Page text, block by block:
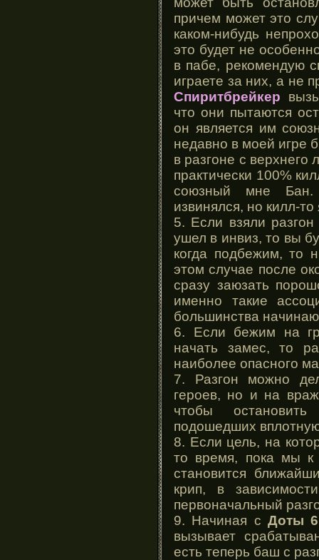
причем может это
каком-нибудь
это будет не
в пабе, рекомендую
играете за них, а не
Спиритбрейкер
что они пытаются
он является им
недавно в моей игре
в разгоне с
практически 100%
союзный мне Бан.
извинялся, но килл-
5. Если взяли
ушел в инвиз, то вы
когда подбежим, то
этом случае после
сразу заюзать
именно такие
большинства
6. Если бежим на
начать замес, то
наиболее опасного
7. Разгон можно
героев, но и на
чтобы
подошедших
8. Если цель, на
то время, пока мы к
становится
крип, в
первоначальный
9. Начиная с Доты
вызывает
есть теперь баш с